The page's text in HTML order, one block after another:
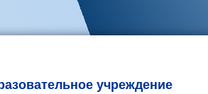
учреждение